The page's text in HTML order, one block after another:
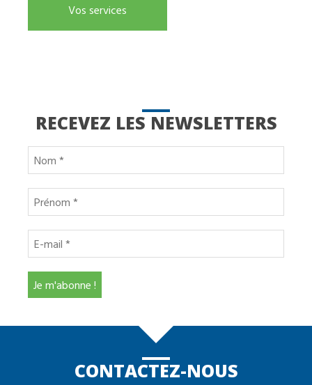
Vos services
RECEVEZ LES NEWSLETTERS
CONTACTEZ-NOUS